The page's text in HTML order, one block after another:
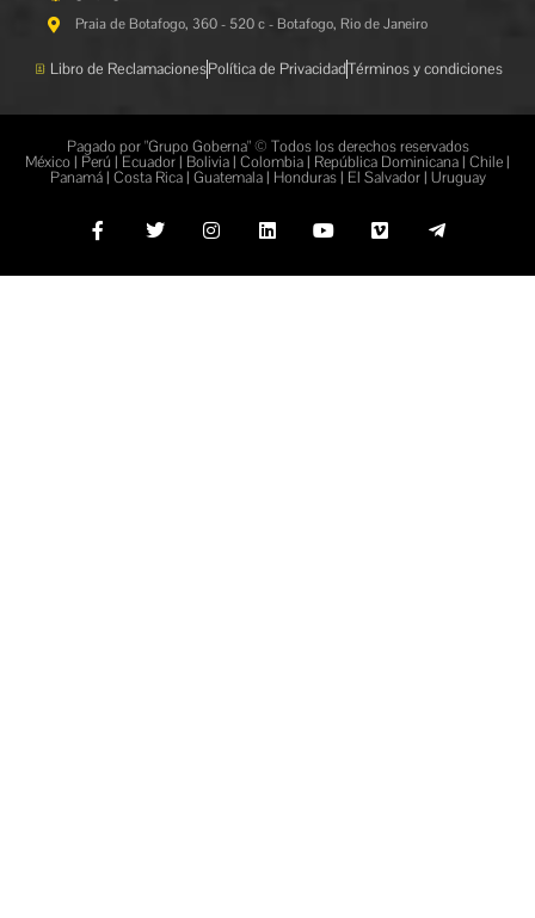
Praia de Botafogo, 360 - 520 c - Botafogo, Rio de Janeiro
Libro de ReclamacionesPolítica de PrivacidadTérminos y condiciones
Pagado por "Grupo Goberna" © Todos los derechos reservados
México | Perú | Ecuador | Bolivia | Colombia | República Dominicana | Chile |
Panamá | Costa Rica | Guatemala | Honduras | El Salvador | Uruguay